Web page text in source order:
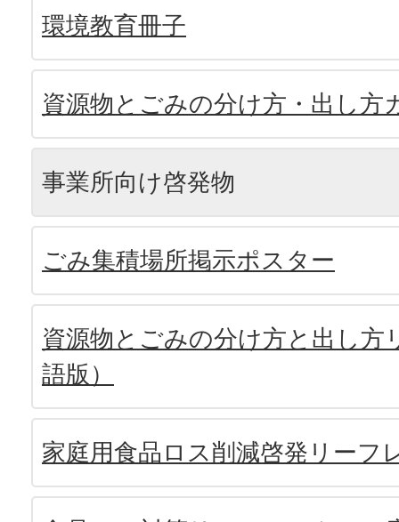
環境教育冊子
資源物とごみの分け方・出し方
事業所向け啓発物
ごみ集積場所掲示ポスター
資源物とごみの分け方と出し方
語版）
家庭用食品ロス削減啓発リーフ